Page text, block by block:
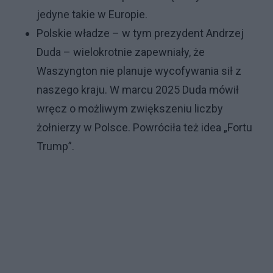
jedyne takie w Europie.
Polskie władze – w tym prezydent Andrzej
Duda – wielokrotnie zapewniały, że
Waszyngton nie planuje wycofywania sił z
naszego kraju. W marcu 2025 Duda mówił
wręcz o możliwym zwiększeniu liczby
żołnierzy w Polsce. Powróciła też idea „Fortu
Trump”.